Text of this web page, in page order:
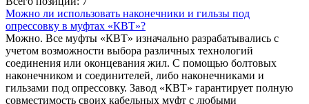
Можно ли использовать наконечники и гильзы под
опрессовку в муфтах «КВТ»?
Можно. Все муфты «КВТ» изначально разрабатывались с
учетом возможности выбора различных технологий
соединения или оконцевания жил. С помощью болтовых
наконечником и соединителей, либо наконечниками и
гильзами под опрессовку. Завод «КВТ» гарантирует полную
совместимость своих кабельных муфт с любыми